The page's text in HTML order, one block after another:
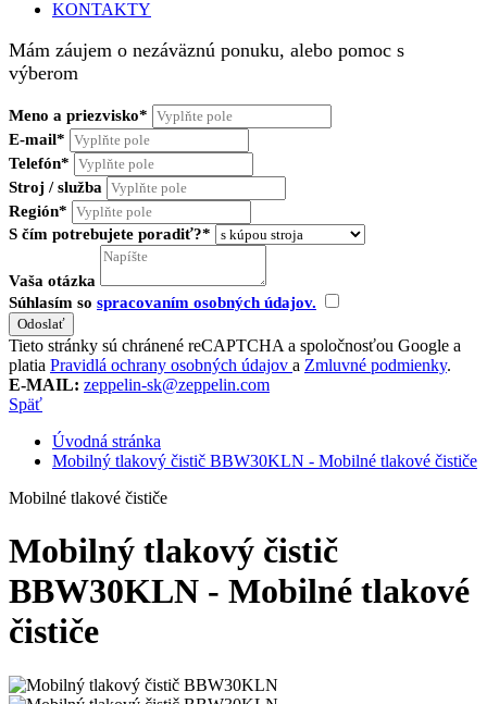
KONTAKTY
Mám záujem o nezáväznú ponuku, alebo pomoc s
výberom
Meno a priezvisko*
E-mail*
Telefón*
Stroj / služba
Región*
S čím potrebujete poradiť?*
Vaša otázka
Súhlasím so spracovaním osobných údajov.
Tieto stránky sú chránené reCAPTCHA a spoločnosťou Google a
platia Pravidlá ochrany osobných údajov a Zmluvné podmienky.
E-MAIL: zeppelin-sk@zeppelin.com
Späť
Úvodná stránka
Mobilný tlakový čistič BBW30KLN - Mobilné tlakové čističe
Mobilné tlakové čističe
Mobilný tlakový čistič
BBW30KLN - Mobilné tlakové
čističe